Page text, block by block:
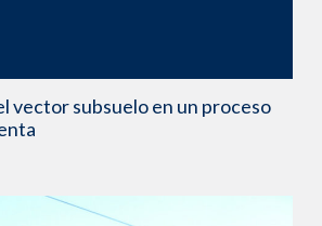
vector subsuelo en un proceso